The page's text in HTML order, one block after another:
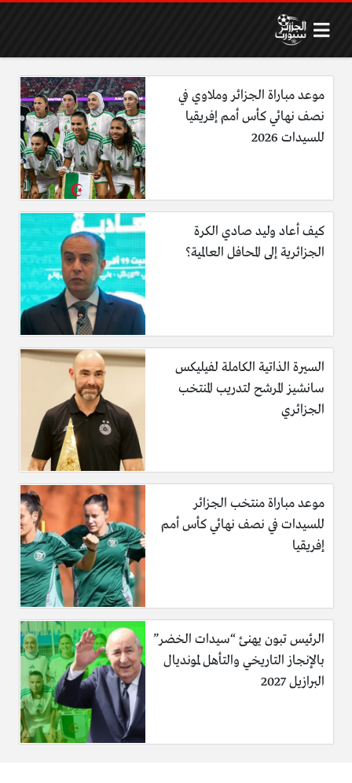
موعد مباراة الجزائر وملاوي في
نصف نهائي كأس أمم إفريقيا
للسيدات 2026
كيف أعاد وليد صادي الكرة
الجزائرية إلى المحافل العالمية؟
السيرة الذاتية الكاملة لفيليكس
سانشيز المرشح لتدريب المنتخب
الجزائري
موعد مباراة منتخب الجزائر
للسيدات في نصف نهائي كأس أمم
إفريقيا
الرئيس تبون يهنئ “سيدات الخضر”
بالإنجاز التاريخي والتأهل لمونديال
البرازيل 2027